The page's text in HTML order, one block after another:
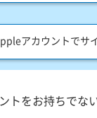
アカウントでサ
トをお持ちでな